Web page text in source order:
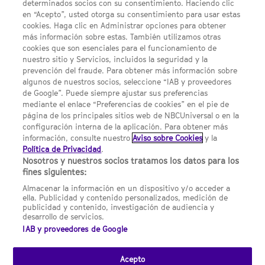
Acerca de SYFY
Condiciones Generales de Uso
Opciones de Anuncios
Política de privacidad
UNA DIVISIÓN DE NBCUNIVERSAL
NBCUNIVERSAL
Contáctanos por email: contact.SYFYSpain@nbcuni.com
NBC Universal Global Networks España S.L.U. Edificio Torre
Europa. Paseo de la Castellana, 95. Planta 10 28046 Madrid B-
82227893
SYFY España está sujeto a la jurisdicción española y regulado
por la Comisión Nacional de los Mercados y la Competencia
(CNMC).
determinados socios con su consentimiento. Haciendo clic
en “Acepto”, usted otorga su consentimiento para usar estas
cookies. Haga clic en Administrar opciones para obtener
más información sobre estas. También utilizamos otras
cookies que son esenciales para el funcionamiento de
nuestro sitio y Servicios, incluidos la seguridad y la
prevención del fraude. Para obtener más información sobre
algunos de nuestros socios, seleccione “IAB y proveedores
de Google”. Puede siempre ajustar sus preferencias
mediante el enlace “Preferencias de cookies” en el pie de
página de los principales sitios web de NBCUniversal o en la
configuración interna de la aplicación. Para obtener más
información, consulte nuestroAviso sobre Cookies y la
Política de Privacidad.
Nosotros y nuestros socios tratamos los datos para los
fines siguientes:
Almacenar la información en un dispositivo y/o acceder a
ella. Publicidad y contenido personalizados, medición de
publicidad y contenido, investigación de audiencia y
desarrollo de servicios.
IAB y proveedores de Google
Acepto